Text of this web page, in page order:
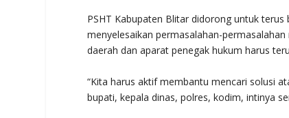
PSHT Kabupaten Blitar didorong untuk
menyelesaikan permasalahan-
daerah dan aparat penegak hukum harus
“Kita harus aktif membantu mencari solusi
bupati, kepala dinas, polres, kodim, intinya